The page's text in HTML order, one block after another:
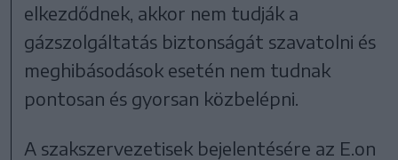
elkezdődnek, akkor nem tudják a
gázszolgáltatás biztonságát szavatolni és
meghibásodások esetén nem tudnak
pontosan és gyorsan közbelépni.
A szakszervezetisek bejelentésére az E.on